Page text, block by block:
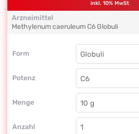
inkl. 10% MwSt
Arzneimittel
Methylenum caeruleum C6 Globuli
Form
Form
Potenz
Globuli
C6
Menge
Globuli
Anzahl